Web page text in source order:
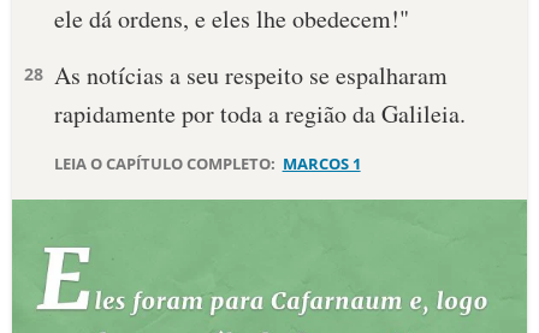
ele dá ordens, e eles lhe obedecem!"
28 As notícias a seu respeito se espalharam
rapidamente por toda a região da Galileia.
LEIA O CAPÍTULO COMPLETO: MARCOS 1